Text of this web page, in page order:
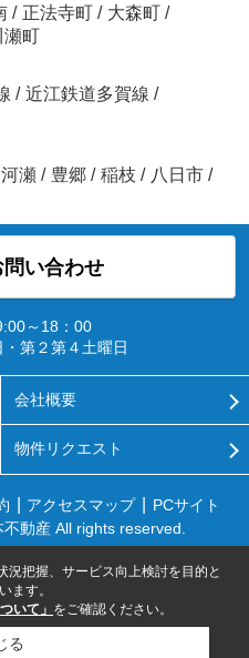
/ 正法寺町 / 大森町 /
瀬町
/ 近江鉄道多賀線 /
河瀬 / 豊郷 / 稲枝 / 八日市 /
い合わせ
～18：00
・第２第４土曜日
会社概要
物件リクエスト
アクセスマップ
PCサイト
動産 All rights reserved.
況把握、サービス向上検討を目的と
ます。
いて」 をご確認ください。
る